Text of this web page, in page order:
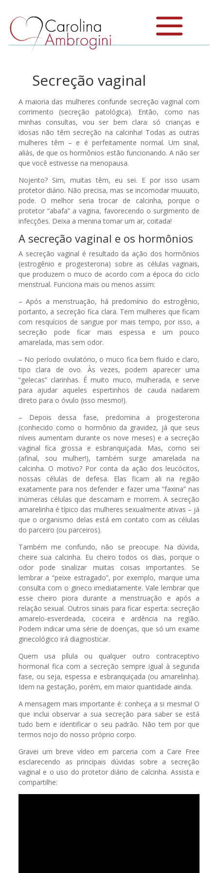
Secreção vaginal
A maioria das mulheres confunde secreção vaginal com
corrimento (secreção patológica). Então, como nas
minhas consultas, vou ser bem clara: só crianças e
idosas não têm secreção na calcinha! Todas as outras
mulheres têm – e é perfeitamente normal. Um sinal,
aliás, de que os hormônios estão funcionando. A não ser
que você estivesse na menopausa.
Nojento? Sim, muitas têm, eu sei. E por isso usam
protetor diário. Não precisa, mas se incomodar muuuito,
pode. O melhor seria trocar de calcinha, porque o
protetor “abafa” a vagina, favorecendo o surgimento de
infecções. Deixa a menina tomar um ar, coitada!
A secreção vaginal e os hormônios
A secreção vaginal é resultado da ação dos hormônios
(estrogênio e progesterona) sobre as células vaginais,
que produzem o muco de acordo com a época do ciclo
menstrual. Funciona mais ou menos assim:
– Após a menstruação, há predomínio do estrogênio,
portanto, a secreção fica clara. Tem mulheres que ficam
com resquícios de sangue por mais tempo, por isso, a
secreção pode ficar mais espessa e um pouco
amarelada, mas sem odor.
– No período ovulatório, o muco fica bem fluido e claro,
tipo clara de ovo. Às vezes, podem aparecer uma
“gelecas” clarinhas. É muito muco, mulherada, e serve
para ajudar aqueles espertinhos de cauda nadarem
direto para o óvulo (isso mesmo!).
– Depois dessa fase, predomina a progesterona
(conhecido como o hormônio da gravidez, já que seus
níveis aumentam durante os nove meses) e a secreção
vaginal fica grossa e esbranquiçada. Mas, como sei
(afinal, sou mulher!), também surge amarelada na
calcinha. O motivo? Por conta da ação dos leucócitos,
nossas células de defesa. Elas ficam ali na região
exatamente para nos defender e fazer uma “faxina” nas
inúmeras células que descamam e morrem. A secreção
amarelinha é típico das mulheres sexualmente ativas – já
que o organismo delas está em contato com as células
do parceiro (ou parceiros).
Também me confundo, não se preocupe. Na dúvida,
cheire sua calcinha. Eu cheiro todos os dias, porque o
odor pode sinalizar muitas coisas importantes. Se
lembrar a “peixe estragado”, por exemplo, marque uma
consulta com o gineco imediatamente. Vale lembrar que
esse cheiro piora durante a menstruação e após a
relação sexual. Outros sinais para ficar esperta: secreção
amarelo-esverdeada, coceira e ardência na região.
Podem indicar uma série de doenças, que só um exame
ginecológico irá diagnosticar.
Quem usa pílula ou qualquer outro contraceptivo
hormonal fica com a secreção sempre igual à segunda
fase, ou seja, espessa e esbranquiçada (ou amarelinha).
Idem na gestação, porém, em maior quantidade ainda.
A mensagem mais importante é: conheça a si mesma! O
que inclui observar a sua secreção para saber se está
tudo bem e identificar o seu padrão. Não tem por que
termos nojo do nosso próprio corpo.
Gravei um breve vídeo em parceria com a Care Free
esclarecendo as principais dúvidas sobre a secreção
vaginal e o uso do protetor diário de calcinha. Assista e
compartilhe: